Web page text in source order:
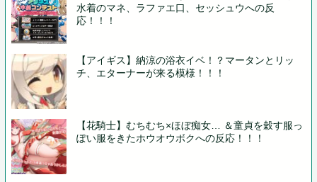
水着のマネ、ラファエ口、セッシュウへの反
応！！！
【アイギス】納涼の浴衣イベ！？マータンとリッ
チ、エターナーが来る模様！！！
【花騎士】むちむち×ほぼ痴女… ＆童貞を穀す服っ
ぽい服をきたホウオウボクへの反応！！！